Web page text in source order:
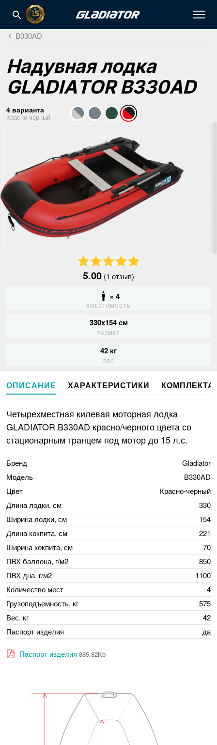
B330AD
Надувная лодка
GLADIATOR B330AD
4 варианта
Красно-черный
5.00 (1 отзыв)
× 4
ВМЕСТИМОСТЬ
330x154 см
РАЗМЕР
42 кг
ВЕС
ОПИСАНИЕ ХАРАКТЕРИСТИКИ
Четырехместная килевая моторная лодка
GLADIATOR B330AD красно/черного цвета со
стационарным транцем под мотор до 15 л.с.
Бренд
Gladiator
Модель
B330AD
Цвет
Красно-черный
Длина лодки, см
330
Ширина лодки, см
154
Длина кокпита, см
221
Ширина кокпита, см
70
ПВХ баллона, г/м2
850
ПВХ дна, г/м2
1100
Количество мест
4
Грузоподъемность, кг
575
Вес, кг
42
Паспорт изделия
да
Паспорт изделия 885,82Kb